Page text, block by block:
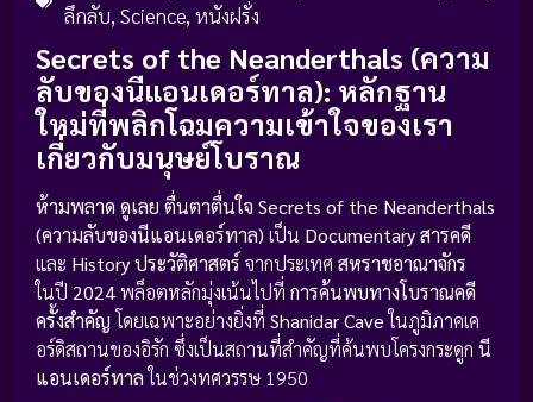
ลึกลับ, Science, หนังฝรั่ง
Secrets of the Neanderthals (ความ
ลับของนีแอนเดอร์ทาล): หลักฐาน
ใหม่ที่พลิกโฉมความเข้าใจของเรา
เกี่ยวกับมนุษย์โบราณ
ห้ามพลาด ดูเลย ตื่นตาตื่นใจ Secrets of the Neanderthals
(ความลับของนีแอนเดอร์ทาล) เป็น Documentary สารคดี
และ History ประวัติศาสตร์ จากประเทศ สหราชอาณาจักร
ในปี 2024พล็อตหลักมุ่งเน้นไปที่ การค้นพบทางโบราณคดี
ครั้งสำคัญ โดยเฉพาะอย่างยิ่งที่ Shanidar Caveในภูมิภาคเค
อร์ดิสถานของอิรัก ซึ่งเป็นสถานที่สำคัญที่ค้นพบโครงกระดูก นี
แอนเดอร์ทาลในช่วงทศวรรษ 1950